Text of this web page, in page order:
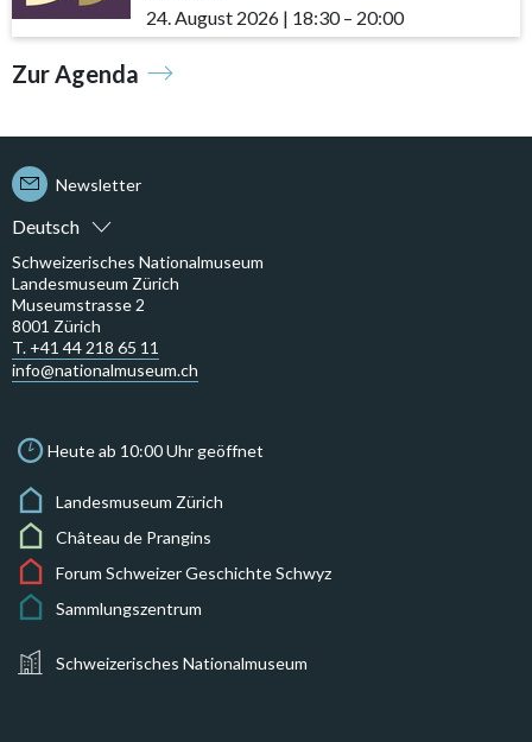
24. August 2026 | 18:30accessibility.time_to
– 20:00
Zur Agenda
Deutsch
Newsletter
Schweizerisches Nationalmuseum
Landesmuseum Zürich
Museumstrasse 2
8001 Zürich
T. +41 44 218 65 11
info@nationalmuseum.ch
Heute ab 10:00 Uhr geöffnet
Landesmuseum Zürich
Château de Prangins
Forum Schweizer Geschichte Schwyz
Sammlungszentrum
Schweizerisches Nationalmuseum